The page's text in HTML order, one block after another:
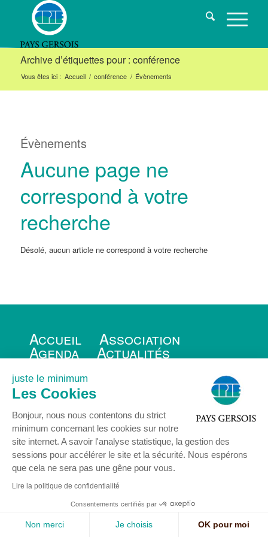
Archive d’étiquettes pour : conférence
Vous êtes ici : Accueil / conférence / Évènements
Évènements
Aucune page ne
correspond à votre
recherche
Désolé, aucun article ne correspond à votre recherche
Accueil Association
Agenda Actualités
Mentions légales
© COPYRIGHT 2024 - Centre Permanent d’Initiatives pour l’Environnement
16 rue Delort 32300 MIRANDE - Tél : 05 62 66 85 77 -
Mentions légales-Création : SID-Networks
- Enfold Theme by Kriesi
juste le minimum
Les Cookies
Bonjour, nous nous contentons du strict
minimum concernant les cookies sur notre
site internet. A savoir l'analyse statistique, la gestion des
sessions pour accélérer le site et la sécurité. Nous espérons
que cela ne sera pas une gêne pour vous.
Lire la politique de confidentialité
Consentements certifiés par
Non merci Je choisis OK pour moi